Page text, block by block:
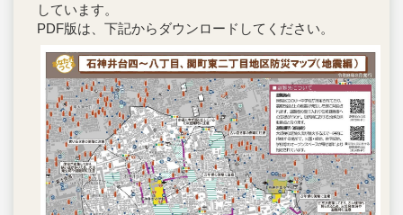
しています。
PDF版は、下記からダウンロードしてください。